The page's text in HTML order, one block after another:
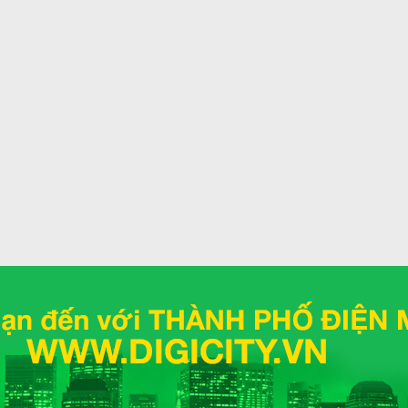
người dùng
cảm thấy mát mẻ và thoải mái dù
Cao x Dày)
Khối lượng dàn
Kích thước dàn